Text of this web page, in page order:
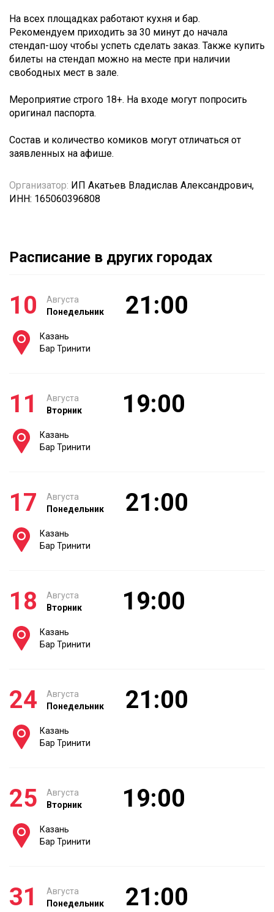
На всех площадках работают кухня и бар.
Рекомендуем приходить за 30 минут до начала
стендап-шоу чтобы успеть сделать заказ. Также купить
билеты на стендап можно на месте при наличии
свободных мест в зале.
Мероприятие строго 18+. На входе могут попросить
оригинал паспорта.
Состав и количество комиков могут отличаться от
заявленных на афише.
Организатор: ИП Акатьев Владислав Александрович,
ИНН: 165060396808
Расписание в других городах
10
Августа
Понедельник
21:00
Казань
Бар Тринити
11
Августа
Вторник
19:00
Казань
Бар Тринити
17
Августа
Понедельник
21:00
Казань
Бар Тринити
18
Августа
Вторник
19:00
Казань
Бар Тринити
24
Августа
Понедельник
21:00
Казань
Бар Тринити
25
Августа
Вторник
19:00
Казань
Бар Тринити
31
Августа
Понедельник
21:00